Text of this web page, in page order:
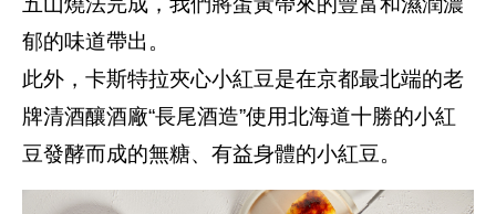
郁的味道帶出。
此外，卡斯特拉夾心小紅豆是在京都最北端的老
牌清酒釀酒廠“長尾酒造”使用北海道十勝的小紅
豆發酵而成的無糖、有益身體的小紅豆。